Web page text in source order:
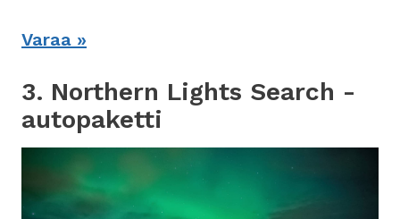
Varaa »
3. Northern Lights Search -
autopaketti